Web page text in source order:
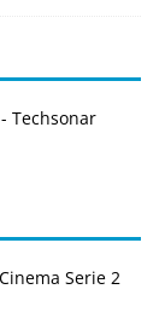
Techsonar
Serie 2